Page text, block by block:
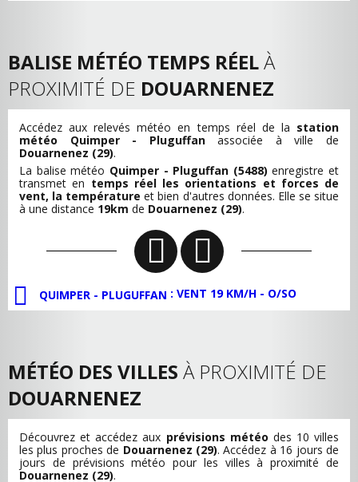
BALISE MÉTÉO TEMPS RÉELÀ
PROXIMITÉ DE DOUARNENEZ
Accédez aux relevés météo en temps réel de la station
météo Quimper - Pluguffanassociée à ville de
Douarnenez (29).
La balise météo Quimper - Pluguffan (5488)enregistre et
transmet en temps réel les orientations et forces de
vent, la température et bien d'autres données. Elle se situe
à une distance 19km de Douarnenez (29).
QUIMPER - PLUGUFFAN : VENT 19 KM/H - O/SO
MÉTÉO DES VILLES À PROXIMITÉ DE
DOUARNENEZ
Découvrez et accédez aux prévisions météo des 10 villes
les plus proches de Douarnenez (29). Accédez à 16 jours de
jours de prévisions météo pour les villes à proximité de
Douarnenez (29).